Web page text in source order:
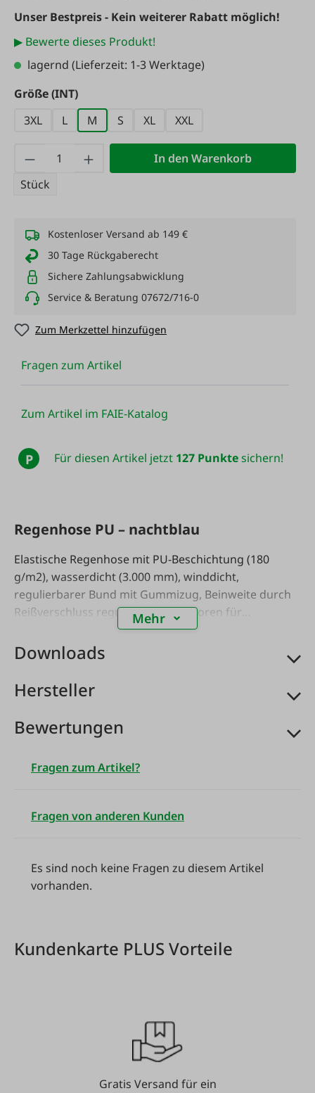
Unser Bestpreis - Kein weiterer Rabatt möglich!
▶ Bewerte dieses Produkt!
lagernd (Lieferzeit: 1-3 Werktage)
Größe (INT)auswählen
3XL
L M S XL XXL
Produkt Anzahl: Gib den gewünschten
Stück
In den Warenkorb
Kostenloser Versand ab 149 €
30 Tage Rückgaberecht
Sichere Zahlungsabwicklung
Service & Beratung 07672/716-0
Zum Merkzettel hinzufügen
Fragen zum Artikel
Zum Artikel im FAIE-Katalog
P Für diesen Artikel jetzt 127 Punktesichern!
Regenhose PU – nachtblau
Elastische Regenhose mit PU-Beschichtung (180
g/m2), wasserdicht (3.000 mm), winddicht,
regulierbarer Bund mit Gummizug, Beinweite durch
Reißverschluss regulierbar, Reflektoren für
zusätzliche Sicherheit. Material: 100% Polyester.
Größe: S-3XL.
Mehr
Downloads
Hersteller
Bewertungen
Fragen zum Artikel?
Fragen von anderen Kunden
Es sind noch keine Fragen zu diesem Artikel
vorhanden.
Kundenkarte PLUS Vorteile
Gratis Versand für ein